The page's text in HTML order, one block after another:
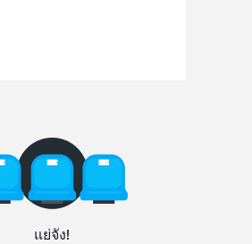
แย่จัง!